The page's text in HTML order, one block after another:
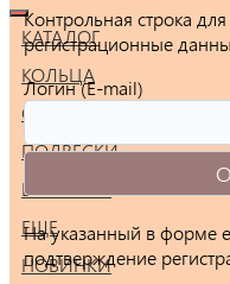
КАТАЛОГ
КОЛЬЦА
СЕРЬГИ
ПОДВЕСКИ
БРАСЛЕТЫ
ЕЩЕ
НОВИНКИ
Контрольная строка
регистрационные
Логин (E-mail)
На указанный в форме
подтверждение